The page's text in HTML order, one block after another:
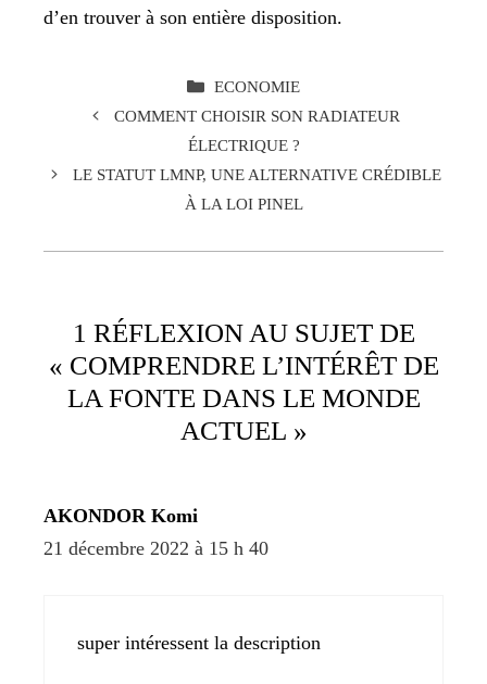
d’en trouver à son entière disposition.
CATÉGORIES
ECONOMIE
COMMENT CHOISIR SON RADIATEUR
ÉLECTRIQUE ?
LE STATUT LMNP, UNE ALTERNATIVE CRÉDIBLE
À LA LOI PINEL
1 RÉFLEXION AU SUJET DE
« COMPRENDRE L’INTÉRÊT DE
LA FONTE DANS LE MONDE
ACTUEL »
AKONDOR Komi
21 décembre 2022 à 15 h 40
super intéressent la description